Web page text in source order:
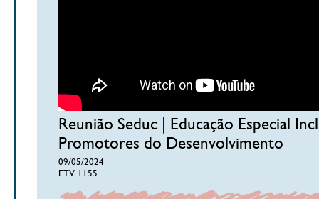
Reunião Seduc | Educação Especial
Promotores do Desenvolvimento
09/05/2024
ETV 1155